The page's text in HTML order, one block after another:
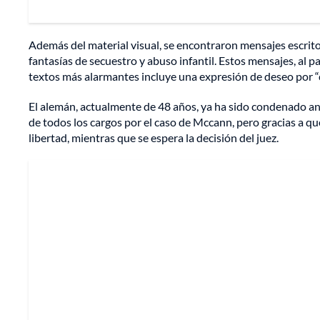
Además del material visual, se encontraron mensajes
fantasías de secuestro y abuso infantil. Estos mensajes, al
textos más alarmantes incluye una expresión de deseo por
El alemán, actualmente de 48 años, ya ha sido condenado
de todos los cargos por el caso de Mccann, pero gracias a
libertad, mientras que se espera la decisión del juez.